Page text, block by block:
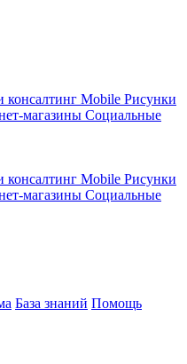
консалтинг Mobile Рисунки
магазины Социальные
консалтинг Mobile Рисунки
магазины Социальные
База знаний Помощь